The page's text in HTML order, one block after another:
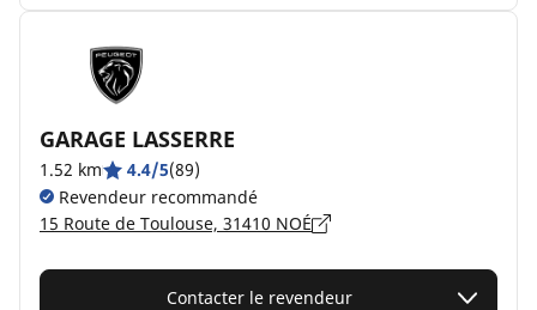
GARAGE LASSERRE
1.52 km 4.4/5(89)
Revendeur recommandé
15 Route de Toulouse, 31410 NOÉ
Contacter le revendeur